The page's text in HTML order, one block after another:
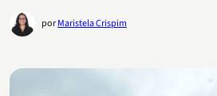
porMaristela Crispim